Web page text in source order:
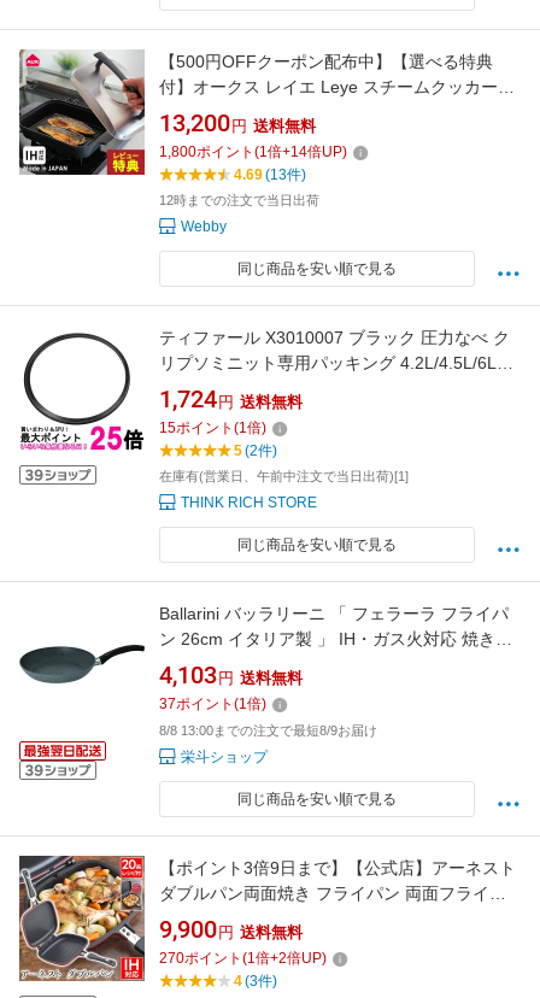
【500円OFFクーポン配布中】【選べる特典
付】オークス レイエ Leye スチームクッカー
LES3230 魚焼きグリル ガスコンロ 魚焼き器 ih
魚焼き フライパン ih対応 グリルパン 蓋付き 魚
焼き グリル 汚さない
13,200 円 送料無料
1,800ポイント (1倍+14倍UP)
4.69(13件)
12時までの注文で当日出荷
Webby
同じ商品を安い順で見る
ティファール X3010007 ブラック 圧力なべ ク
リプソミニット専用パッキング 4.2L/4.5L/6L用
送料無料 【SK09031】
1,724 円 送料無料
15ポイント (1倍)
5(2件)
在庫有(営業日、午前中注文で当日出荷)[1]
THINK RICH STORE
同じ商品を安い順で見る
Ballarini バッラリーニ 「 フェラーラ フライパ
ン 26cm イタリア製 」 IH・ガス火対応 焼きご
ろお知らせ機能付き グラニチウム
4,103 円 送料無料
37ポイント (1倍)
8/8 13:00までの注文で最短8/9お届け
栄斗ショップ
同じ商品を安い順で見る
【ポイント3倍9日まで】【公式店】アーネスト
ダブルパン両面焼き フライパン 両面フライパ
ン 圧力調理 圧力 ダブル フッ素コーティング フ
ッ素加工 IH対応 ガス火
9,900 円 送料無料
270ポイント (1倍+2倍UP)
4(3件)